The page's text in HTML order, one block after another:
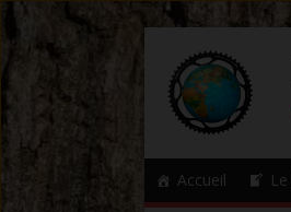
Accueil